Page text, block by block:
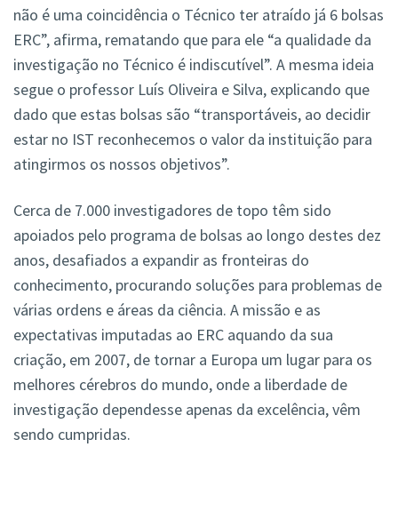
não é uma coincidência o Técnico ter atraído já 6 bolsas
ERC”, afirma, rematando que para ele “a qualidade da
investigação no Técnico é indiscutível”. A mesma ideia
segue o professor Luís Oliveira e Silva, explicando que
dado que estas bolsas são “transportáveis, ao decidir
estar no IST reconhecemos o valor da instituição para
atingirmos os nossos objetivos”.
Cerca de 7.000 investigadores de topo têm sido
apoiados pelo programa de bolsas ao longo destes dez
anos, desafiados a expandir as fronteiras do
conhecimento, procurando soluções para problemas de
várias ordens e áreas da ciência. A missão e as
expectativas imputadas ao ERC aquando da sua
criação, em 2007, de tornar a Europa um lugar para os
melhores cérebros do mundo, onde a liberdade de
investigação dependesse apenas da excelência, vêm
sendo cumpridas.